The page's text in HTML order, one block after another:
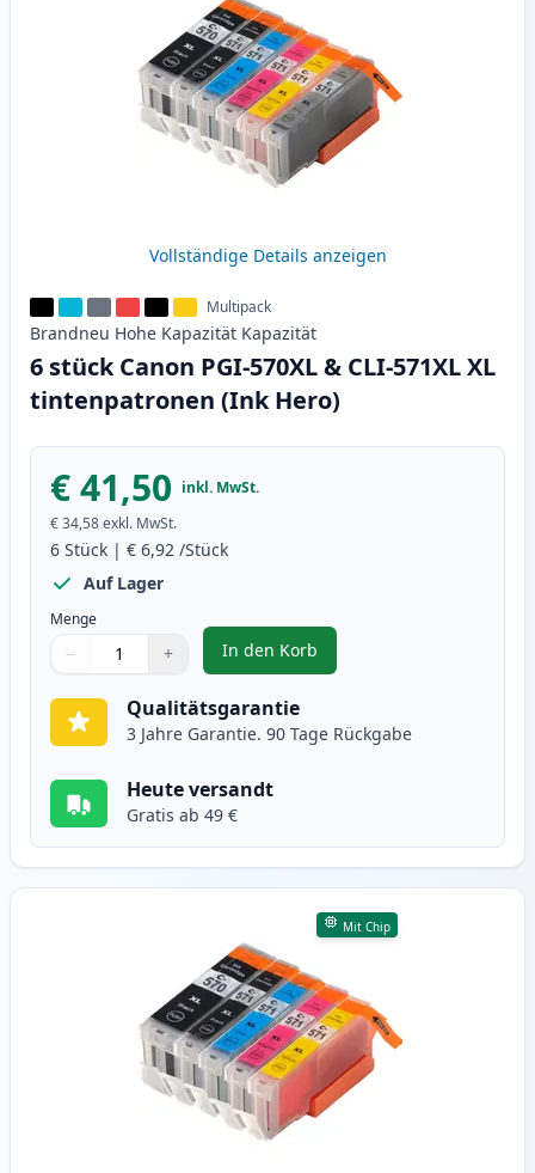
Vollständige Details anzeigen
Multipack
Brandneu Hohe Kapazität Kapazität
6 stück Canon PGI-570XL & CLI-571XL XL
tintenpatronen (Ink Hero)
€ 41,50 inkl. MwSt.
€ 34,58exkl. MwSt.
6 Stück | € 6,92 /Stück
Auf Lager
Menge
Verwenden Sie die Tasten, um anzupassen
− +
1
In den Korb
, 6 stück Canon PGI-570XL &
Qualitätsgarantie
3 Jahre Garantie. 90 Tage Rückgabe
Heute versandt
Gratis ab 49 €
Mit Chip